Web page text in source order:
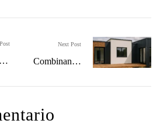
y
Next Post
Combinando
Diseños